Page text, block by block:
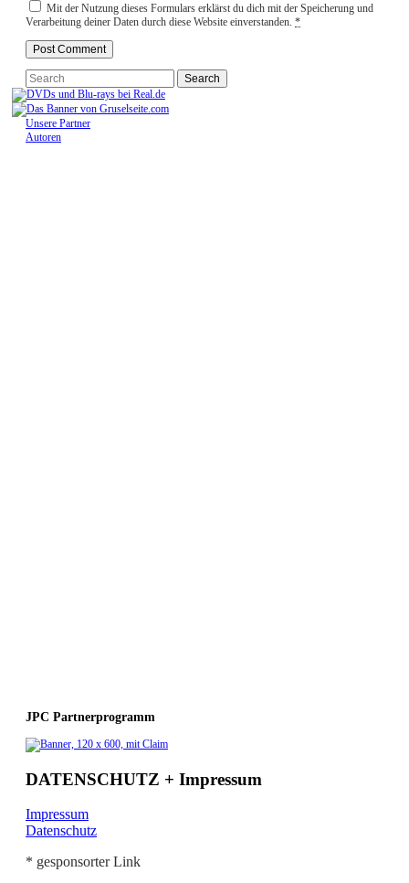
Mit der Nutzung dieses Formulars erklärst du dich mit der Speicherung und
Verarbeitung deiner Daten durch diese Website einverstanden. *
Unsere Partner
Autoren
JPC Partnerprogramm
DATENSCHUTZ + Impressum
Impressum
Datenschutz
* gesponsorter Link